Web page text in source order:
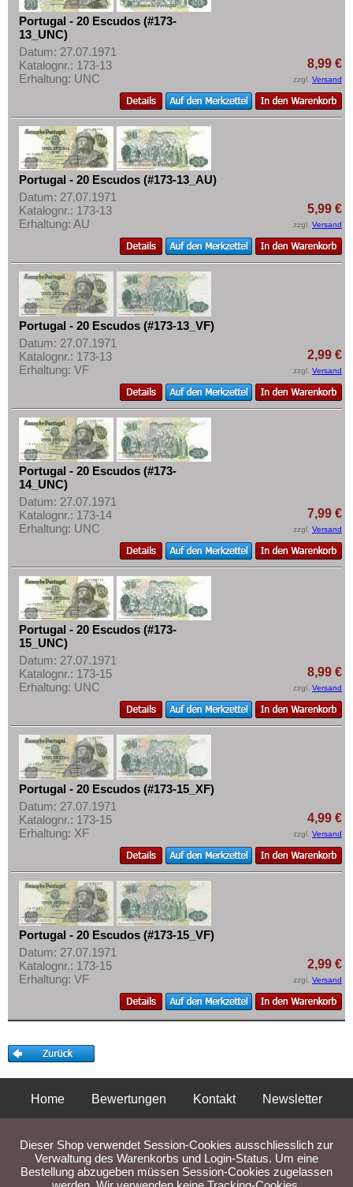
Portugal - 20 Escudos (#173-
13_UNC)
Datum: 27.07.1971
Katalognr.: 173-13
Erhaltung: UNC
8,99 €
zzgl. Versand
Portugal - 20 Escudos (#173-13_AU)
Datum: 27.07.1971
Katalognr.: 173-13
Erhaltung: AU
5,99 €
zzgl. Versand
Portugal - 20 Escudos (#173-13_VF)
Datum: 27.07.1971
Katalognr.: 173-13
Erhaltung: VF
2,99 €
zzgl. Versand
Portugal - 20 Escudos (#173-
14_UNC)
Datum: 27.07.1971
Katalognr.: 173-14
Erhaltung: UNC
7,99 €
zzgl. Versand
Portugal - 20 Escudos (#173-
15_UNC)
Datum: 27.07.1971
Katalognr.: 173-15
Erhaltung: UNC
8,99 €
zzgl. Versand
Portugal - 20 Escudos (#173-15_XF)
Datum: 27.07.1971
Katalognr.: 173-15
Erhaltung: XF
4,99 €
zzgl. Versand
Portugal - 20 Escudos (#173-15_VF)
Datum: 27.07.1971
Katalognr.: 173-15
Erhaltung: VF
2,99 €
zzgl. Versand
Home Bewertungen Kontakt
Newsletter
Liefer- und Versandkosten
Dieser Shop verwendet Session-Cookies ausschliesslich zur
Verwaltung des Warenkorbs und Login-Status. Um eine
Bestellung abzugeben müssen Session-Cookies zugelassen